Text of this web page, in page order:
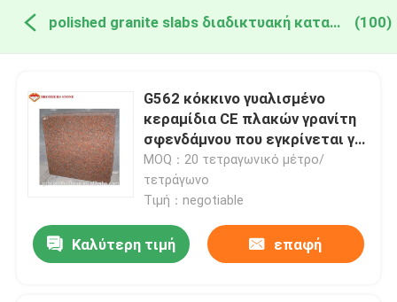
polished granite slabs διαδικτυακή κατασκευή (100)
G562 κόκκινο γυαλισμένο
κεραμίδια CE πλακών γρανίτη
σφενδάμνου που εγκρίνεται για
Countertop κουζινών
MOQ：20 τετραγωνικό μέτρο/
τετράγωνο
Τιμή：negotiable
Καλύτερη τιμή επαφή